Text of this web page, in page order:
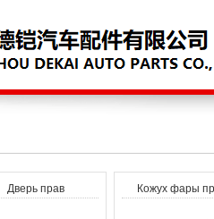
Дверь прав Кожух фары